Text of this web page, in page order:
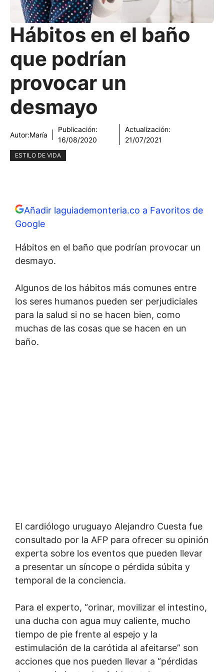
Hábitos en el baño
que podrían
provocar un
desmayo
Autor:María
Publicación:
16/08/2020
Actualización:
21/07/2021
ESTILO DE VIDA
Añadir laguiademonteria.co a Favoritos de
Google
Hábitos en el baño que podrían provocar un
desmayo.
Algunos de los hábitos más comunes entre
los seres humanos pueden ser perjudiciales
para la salud si no se hacen bien, como
muchas de las cosas que se hacen en un
baño.
El cardiólogo uruguayo Alejandro Cuesta fue
consultado por la AFP para ofrecer su opinión
experta sobre los eventos que pueden llevar
a presentar un síncope o pérdida súbita y
temporal de la conciencia.
Para el experto, “orinar, movilizar el intestino,
una ducha con agua muy caliente, mucho
tiempo de pie frente al espejo y la
estimulación de la carótida al afeitarse” son
acciones que nos pueden llevar a “pérdidas